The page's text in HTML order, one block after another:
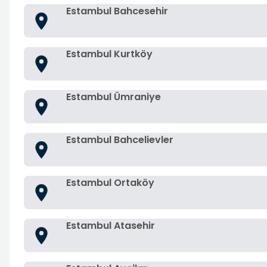
Estambul Bahcesehir
Estambul Kurtköy
Estambul Ümraniye
Estambul Bahcelievler
Estambul Ortaköy
Estambul Atasehir